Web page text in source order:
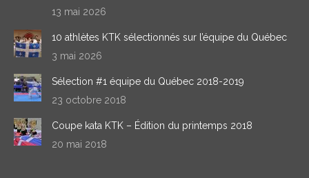
windowwindow
13 mai 2026
10 athlètes KTK sélectionnés sur l’équipe du Québec
3 mai 2026
Sélection #1 équipe du Québec 2018-2019
23 octobre 2018
Coupe kata KTK – Édition du printemps 2018
20 mai 2018